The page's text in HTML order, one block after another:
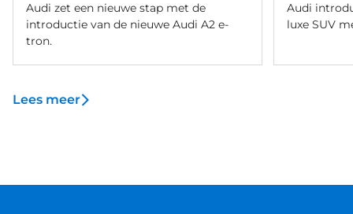
Audi zet een nieuwe stap met de
introductie van de nieuwe Audi A2 e-
tron.
Audi
luxe SUV
Lees meer